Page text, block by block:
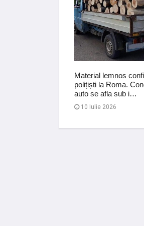
Material lemnos
polițiști la Roma.
auto se afla sub i…
10 Iulie 2026